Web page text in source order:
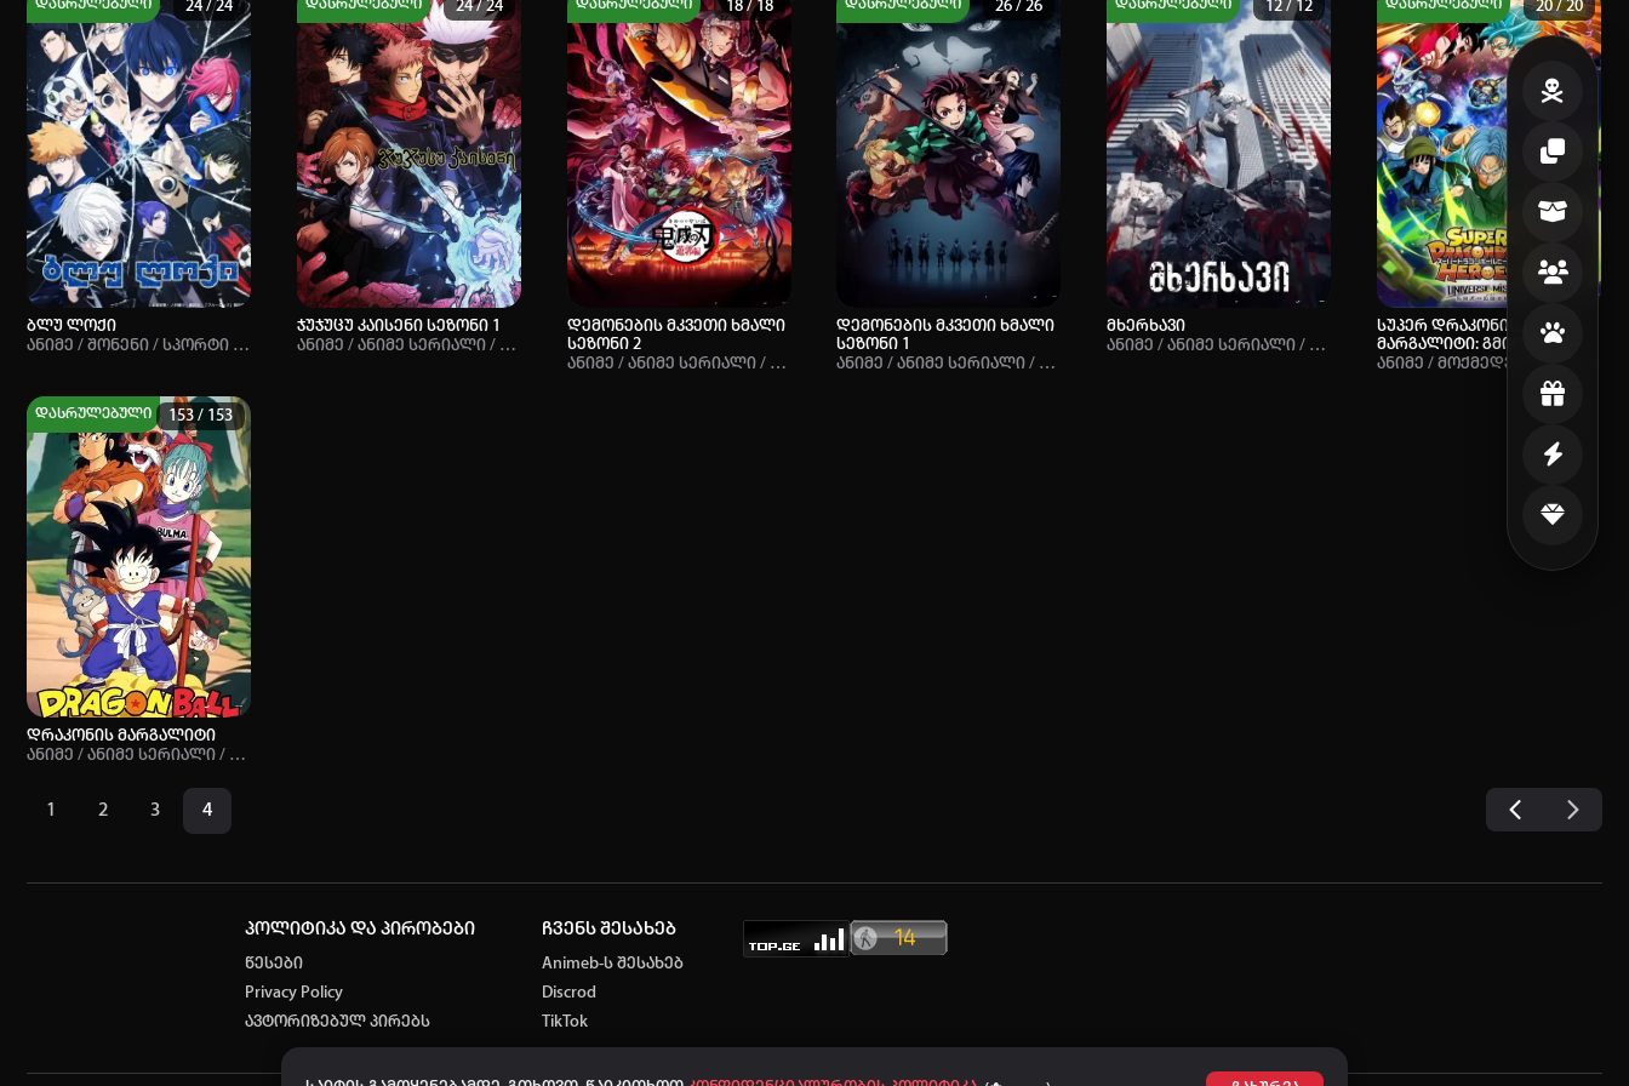
ავტორიზაცია
არ გაქვს ექაუნთი? დარეგისტრირდი
მომხმარებელი:
პაროლი: დაგავიწყდა პაროლი?
დასრულებული 24 / 24
PG-13+
8.47 8.47
ბლუ ლოქი
Ანიმე / Შონენი / Სპორტი / Ანიმე Სერიალი
დასრულებული 24 / 24
PG-13+
8.65 8.65
ჯუჯუცუ კაისენი სეზონი 1
Ანიმე / Ანიმე Სერიალი / Სკოლა / Შონენი / Დემონები / Ზებუნებრივი / Საშინელება / Მოქმედებითი
დასრულებული 18 / 18
R+
8.82
დემონების მკვეთი ხმალი
სეზონი 2
Ანიმე / Ანიმე Სერიალი / Ისტორიული / Შონენი / Დემონები / Ზებუნებრივი / Მოქმედებითი
დასრულებული 26 / 26
R+
დემონების მკვეთი ხმალი
სეზონი 1
Ანიმე / Ანიმე Სერიალი / Ისტორიული / Შონენი / Დემონები / Ზებუნებრივი / Მოქმედებითი
დასრულებული 12 / 12
R+
მხერხავი
Ანიმე / Ანიმე Სერიალი / Მოქმედებითი / Სათავგადასავლო / Დემონები / Შონენი
დასრულებული 20 / 20
PG-13+
5.29
სუპერ დრაკონის
მარგალიტი: გმირები
დასრულებული 153 / 153
PG-13+
7.96 7.96
დრაკონის მარგალიტი
Ანიმე / Ანიმე Სერიალი / Კომედია / Ფანტასტიკა / Საბრძოლო Ხელოვნება / Შონენი / Სუპერ Ძალები
1 2 3 4
პოლიტიკა და პირობები
წესები
Privacy Policy
ავტორიზებულ პირებს
ჩვენს შესახებ
Animeb-ს შესახებ
Discrod
TikTok